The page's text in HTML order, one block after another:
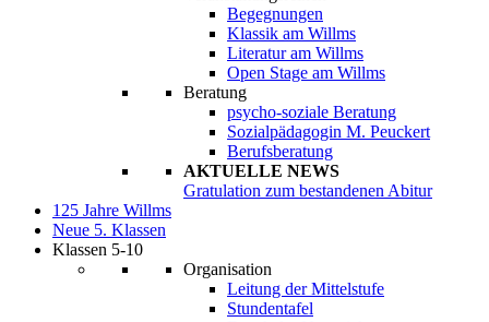
Begegnungen
Klassik am Willms
Literatur am Willms
Open Stage am Willms
Beratung
psycho-soziale Beratung
Sozialpädagogin M. Peuckert
Berufsberatung
AKTUELLE NEWS
Gratulation zum bestandenen Abitur
125 Jahre Willms
Neue 5. Klassen
Klassen 5-10
Organisation
Leitung der Mittelstufe
Stundentafel